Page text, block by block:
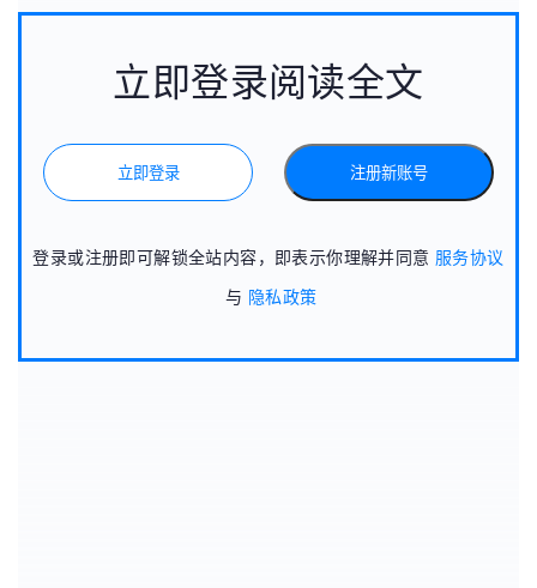
立即登录阅读全文
立即登录 注册新账号
登录或注册即可解锁全站内容，即表示你理解并同意 服务协议
与 隐私政策